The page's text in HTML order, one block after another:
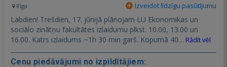
Rīga Izveidot līdzīgu pasūtījumu
Labdien! Trešdien, 17. jūnijā plānojam LU Ekonomikas un
sociālo zinātņu fakultātes izlaidumu plkst. 10.00, 13.00 un
16.00. Katrs izlaidums ~1h 30 min garš. Kopumā 40… Rādīt vēl
Cenu piedāvājumi no izpildītājiem: